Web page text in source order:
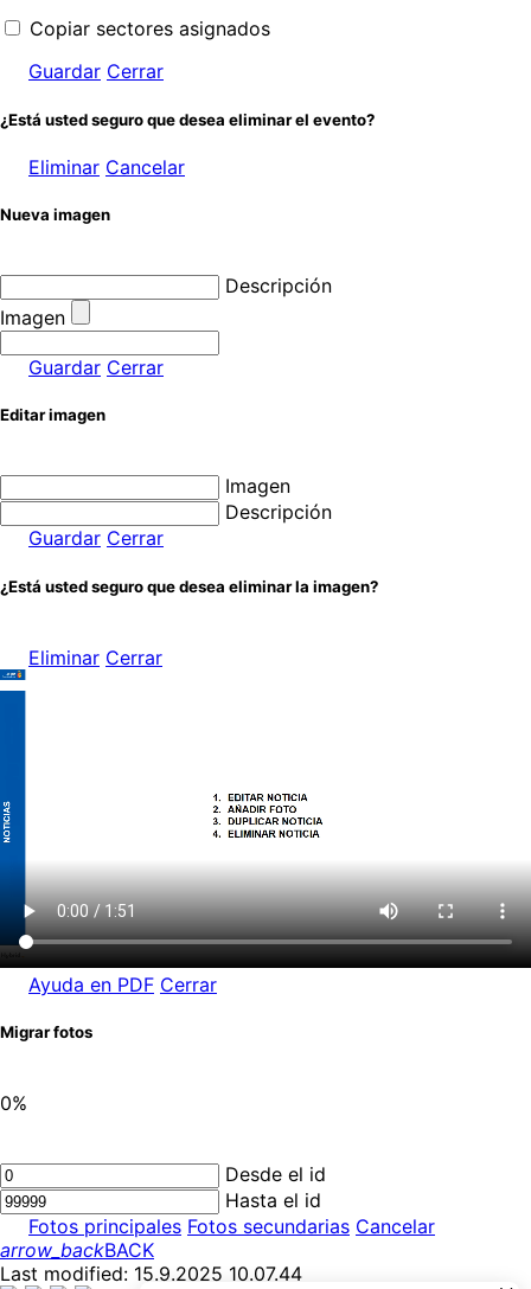
Copiar sectores asignados
Guardar Cerrar
¿Está usted seguro que desea eliminar el evento?
Eliminar Cancelar
Nueva imagen
Descripción
Imagen
Guardar Cerrar
Editar imagen
Imagen
Descripción
Guardar Cerrar
¿Está usted seguro que desea eliminar la imagen?
Eliminar Cerrar
Ayuda en PDF Cerrar
Migrar fotos
0%
Desde el id
Hasta el id
Fotos principales Fotos secundarias Cancelar
arrow_backBACK
Last modified: 15.9.2025 10.07.44